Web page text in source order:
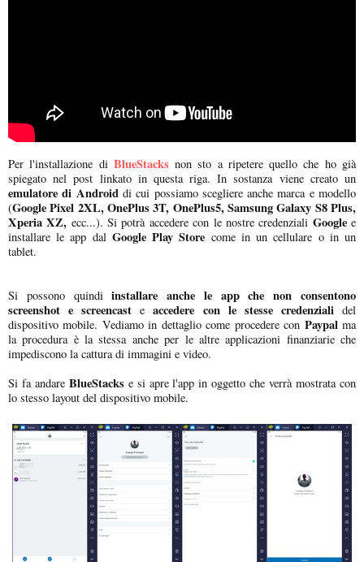
Per l'installazione di BlueStacksnon sto a ripetere quello che ho già
spiegato nel post linkato in questa riga. In sostanza viene creato un
emulatore di Android di cui possiamo scegliere anche marca e modello
(Google Pixel 2XL, OnePlus 3T, OnePlus5, Samsung Galaxy S8 Plus,
Xperia XZ, ecc...). Si potrà accedere con le nostre credenziali Googlee
installare le app dalGoogle Play Store come in un cellulare o in un
tablet.
Si possono quindiinstallare anche le app che non consentono
screenshot e screencast e accedere con le stesse credenziali del
dispositivo mobile. Vediamo in dettaglio come procedere con Paypal ma
la procedura è la stessa anche per le altre applicazioni finanziarie che
impediscono la cattura di immagini e video.
Si fa andareBlueStackse si apre l'app in oggetto che verrà mostrata con
lo stesso layout del dispositivo mobile.